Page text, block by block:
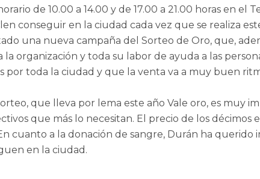
de 10.00 a 14.00 y de 17.00 a 21.00 horas en
conseguir en la ciudad cada vez que se realiza
una nueva campaña del Sorteo de Oro, que,
organización y toda su labor de ayuda a las
por toda la ciudad y que la venta va a muy buen
que lleva por lema este año Vale oro, es muy
que más lo necesitan. El precio de los
cuanto a la donación de sangre, Durán ha
en la ciudad.